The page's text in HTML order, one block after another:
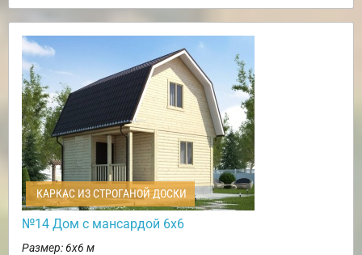
КАРКАС ИЗ СТРОГАНОЙ ДОСКИ
№14 Дом с мансардой 6х6
Размер: 6х6 м